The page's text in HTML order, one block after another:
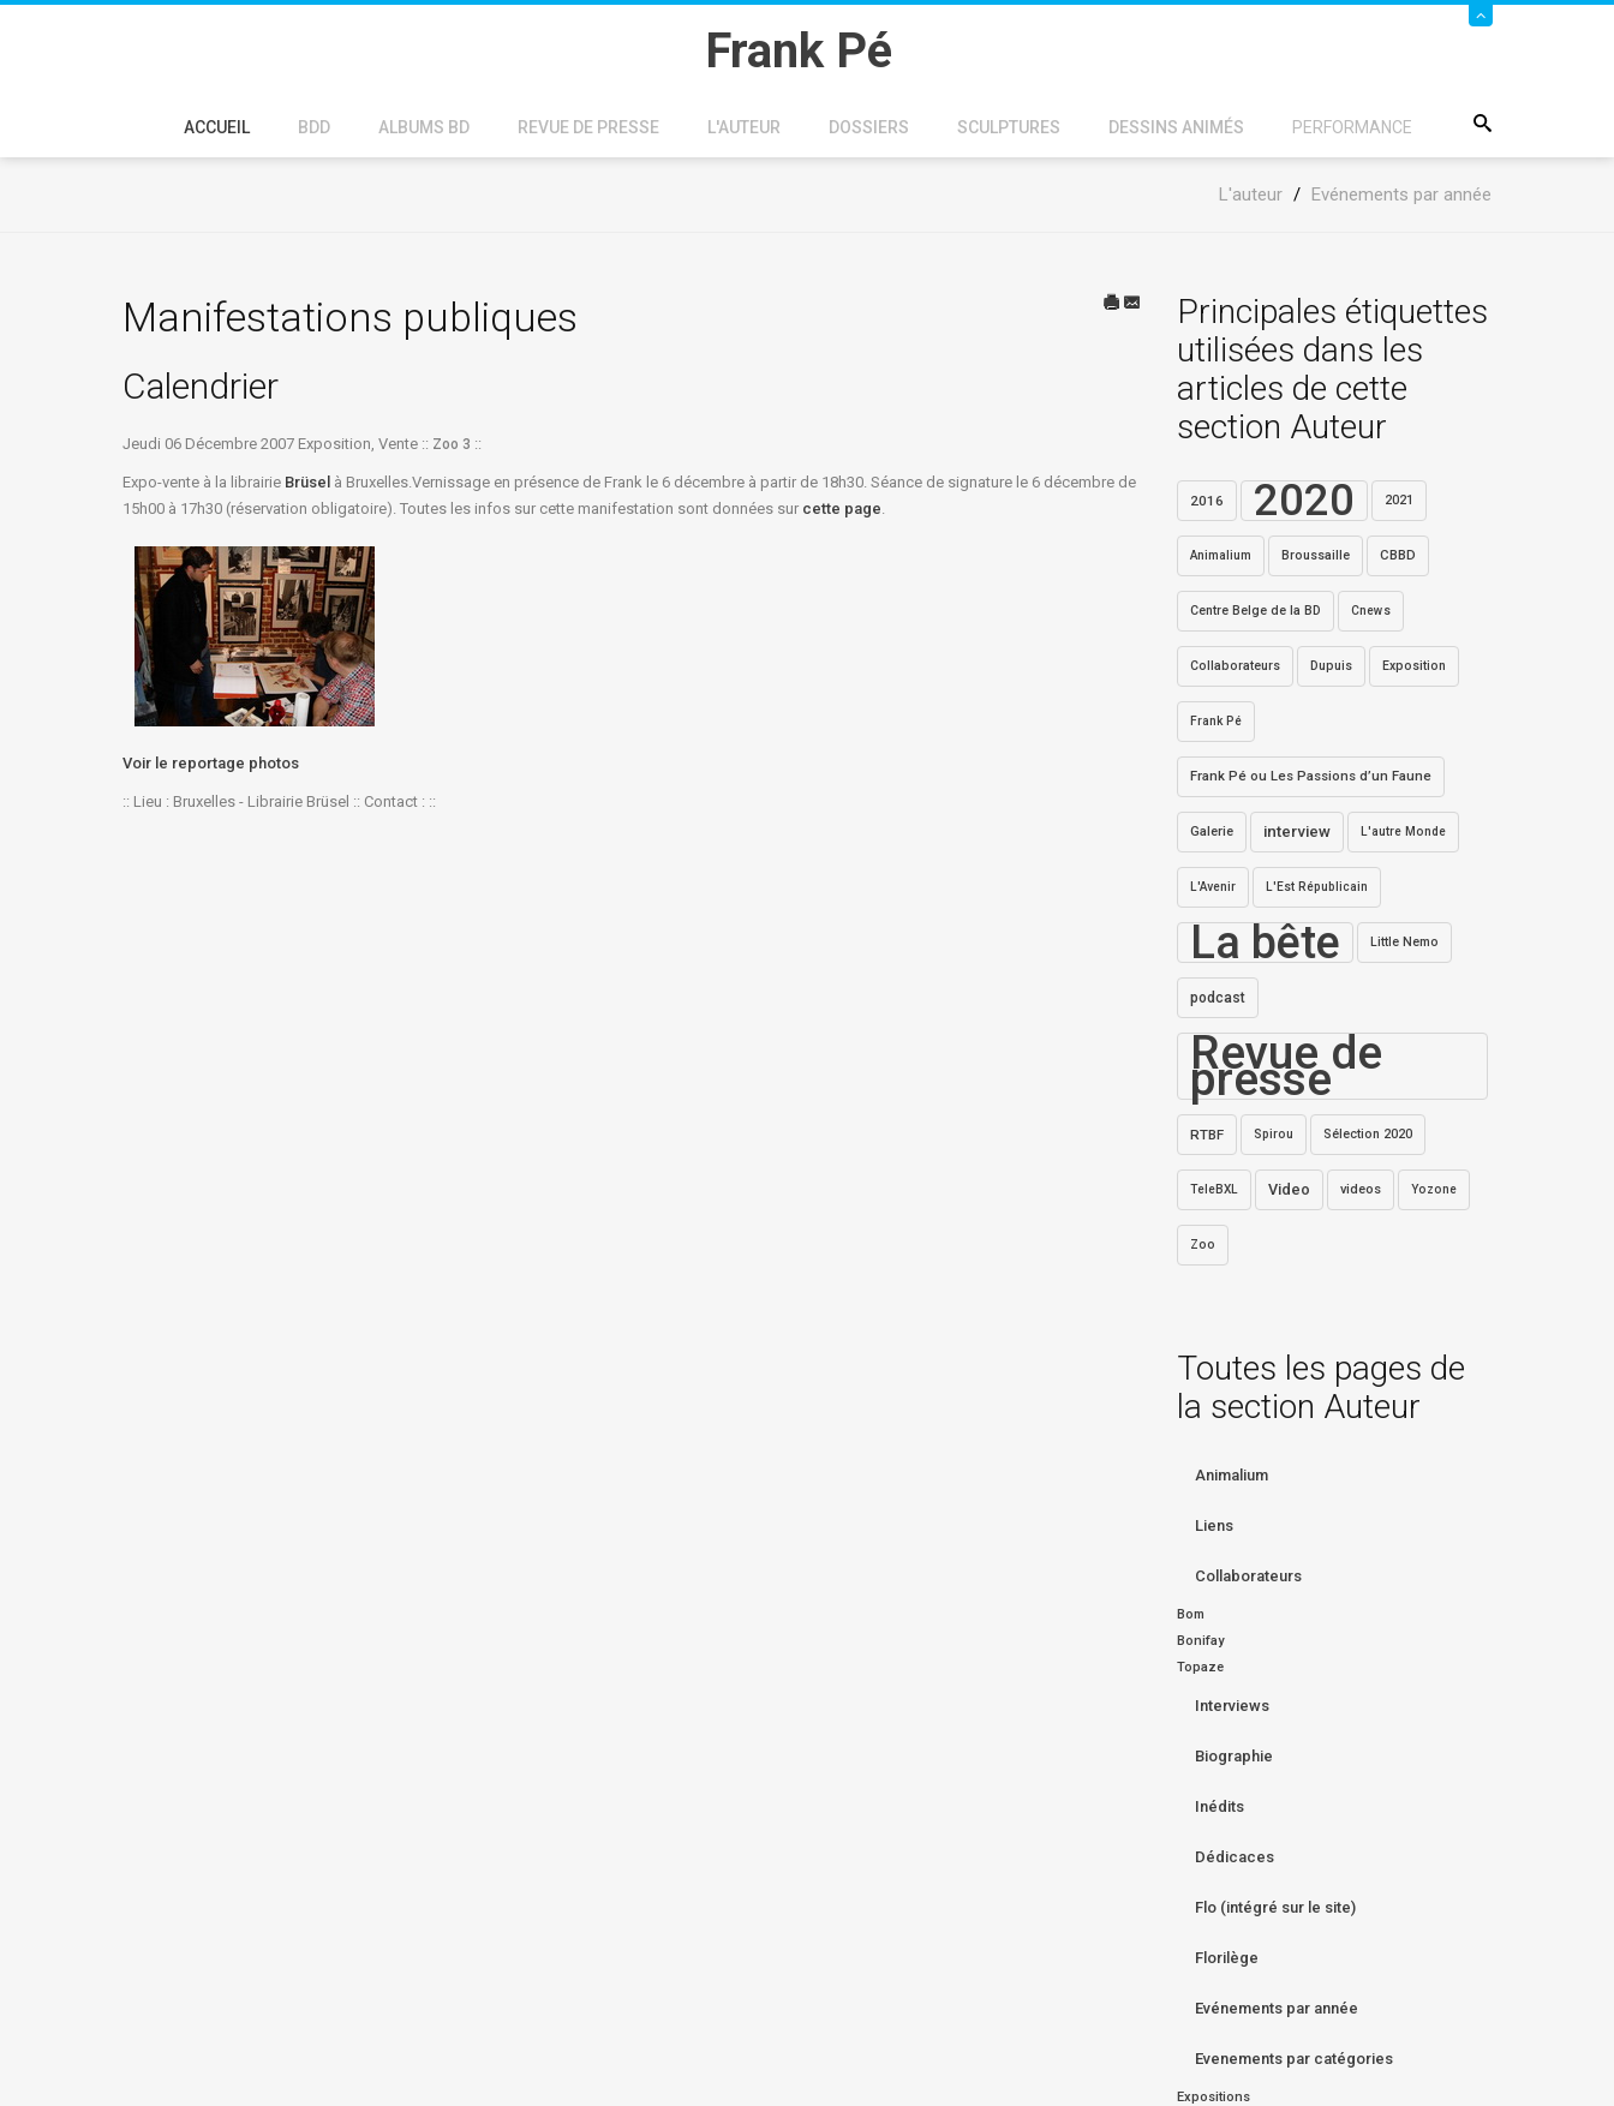
Frank Pé
ACCUEIL BDD ALBUMS BD REVUE DE PRESSE L'AUTEUR DOSSIERS SCULPTURES DESSINS ANIMÉS PERFORMANCE
L'auteur / Evénements par année
Manifestations publiques
Calendrier
Jeudi 06 Décembre 2007 Exposition, Vente :: Zoo 3 ::
Expo-vente à la librairie Brüsel à Bruxelles.Vernissage en présence de Frank le 6 décembre à partir de 18h30. Séance de signature le 6 décembre de
15h00 à 17h30 (réservation obligatoire). Toutes les infos sur cette manifestation sont données sur cette page.
Voir le reportage photos
:: Lieu : Bruxelles - Librairie Brüsel :: Contact : ::
Principales étiquettes
utilisées dans les
articles de cette
section Auteur
2016 2020 2021
Animalium Broussaille CBBD
Centre Belge de la BD Cnews
Collaborateurs Dupuis Exposition
Frank Pé
Frank Pé ou Les Passions d’un Faune
Galerie interview L'autre Monde
L'Avenir L'Est Républicain
La bête Little Nemo
podcast
Revue de
presse
RTBF Spirou Sélection 2020
TeleBXL Video videos Yozone
Zoo
Toutes les pages de
la section Auteur
Animalium
Liens
Collaborateurs
Bom
Bonifay
Topaze
Interviews
Biographie
Inédits
Dédicaces
Flo (intégré sur le site)
Florilège
Evénements par année
Evenements par catégories
Expositions